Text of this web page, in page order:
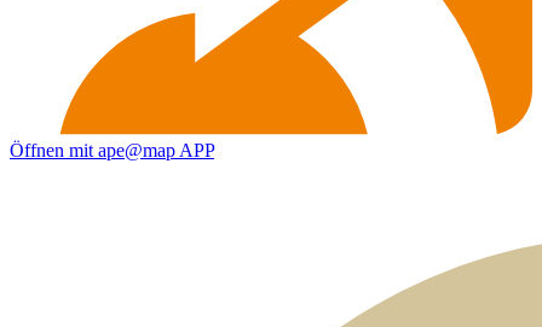
Öffnen mit ape@map APP